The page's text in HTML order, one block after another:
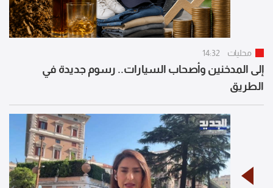
محليات 14:32
إلى المدخنين وأصحاب السيارات.. رسوم جديدة في
الطريق